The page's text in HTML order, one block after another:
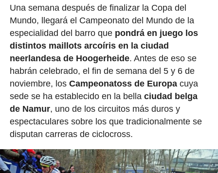
Una semana después de finalizar la Copa del
Mundo, llegará el Campeonato del Mundo de la
especialidad del barro que pondrá en juego los
distintos maillots arcoíris en la ciudad
neerlandesa de Hoogerheide. Antes de eso se
habrán celebrado, el fin de semana del 5 y 6 de
noviembre, los Campeonatoss de Europacuya
sede se ha establecido en la bella ciudad belga
de Namur, uno de los circuitos más duros y
espectaculares sobre los que tradicionalmente se
disputan carreras de ciclocross.